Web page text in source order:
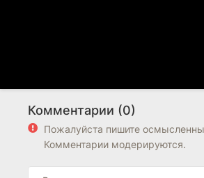
Комментарии (0)
Пожалуйста пишите
Комментарии модерируются.